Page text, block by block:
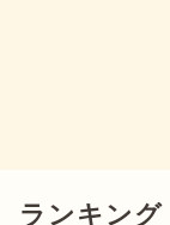
ランキング